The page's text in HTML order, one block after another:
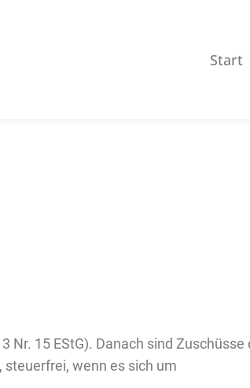
Start
15 EStG). Danach sind
wenn es sich um